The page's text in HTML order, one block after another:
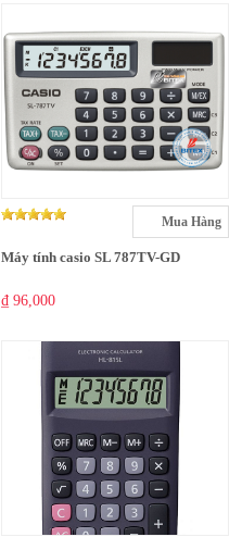
Mua Hàng
Máy tính casio SL 787TV-GD
₫ 96,000